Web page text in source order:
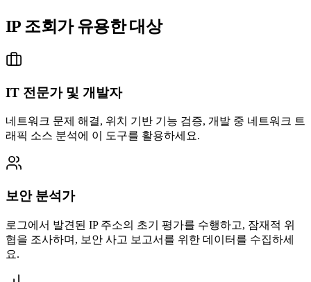
IP 조회가 유용한 대상
IT 전문가 및 개발자
네트워크 문제 해결, 위치 기반 기능 검증, 개발 중 네트워크 트
래픽 소스 분석에 이 도구를 활용하세요.
보안 분석가
로그에서 발견된 IP 주소의 초기 평가를 수행하고, 잠재적 위
협을 조사하며, 보안 사고 보고서를 위한 데이터를 수집하세
요.